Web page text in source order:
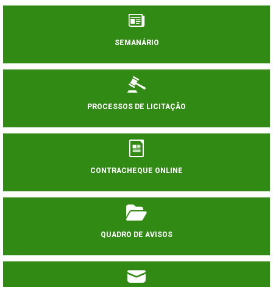
SEMANÁRIO
PROCESSOS DE LICITAÇÃO
CONTRACHEQUE ONLINE
QUADRO DE AVISOS